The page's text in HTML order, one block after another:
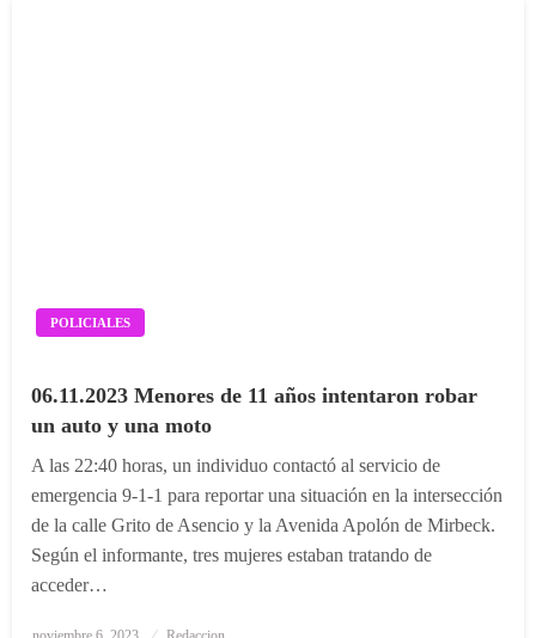
POLICIALES
06.11.2023 Menores de 11 años intentaron robar
un auto y una moto
A las 22:40 horas, un individuo contactó al servicio de
emergencia 9-1-1 para reportar una situación en la intersección
de la calle Grito de Asencio y la Avenida Apolón de Mirbeck.
Según el informante, tres mujeres estaban tratando de
acceder…
Posted